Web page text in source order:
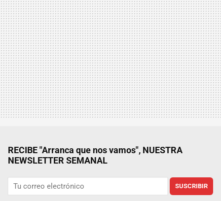
RECIBE "Arranca que nos vamos", NUESTRA
NEWSLETTER SEMANAL
SUSCRIBIR